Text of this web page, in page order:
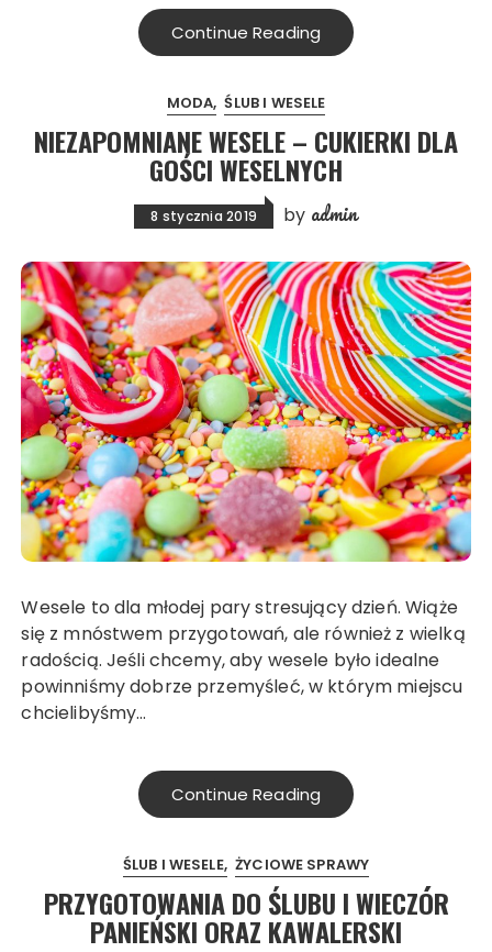
Continue Reading
MODA ŚLUB I WESELE
NIEZAPOMNIANE WESELE – CUKIERKI DLA
GOŚCI WESELNYCH
8 stycznia 2019 by admin
Wesele to dla młodej pary stresujący dzień. Wiąże
się z mnóstwem przygotowań, ale również z wielką
radością. Jeśli chcemy, aby wesele było idealne
powinniśmy dobrze przemyśleć, w którym miejscu
chcielibyśmy…
Continue Reading
ŚLUB I WESELE ŻYCIOWE SPRAWY
PRZYGOTOWANIA DO ŚLUBU I WIECZÓR
PANIEŃSKI ORAZ KAWALERSKI